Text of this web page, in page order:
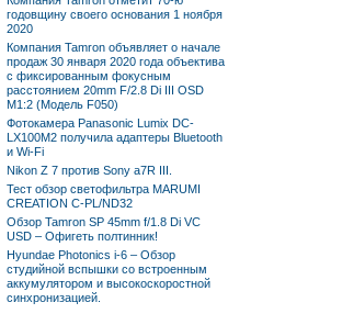
годовщину своего основания 1 ноября
2020
Компания Tamron объявляет о начале
продаж 30 января 2020 года объектива
с фиксированным фокусным
расстоянием 20mm F/2.8 Di III OSD
M1:2 (Модель F050)
Фотокамера Panasonic Lumix DC-
LX100M2 получила адаптеры Bluetooth
и Wi-Fi
Nikon Z 7 против Sony a7R III.
Тест обзор светофильтра MARUMI
CREATION C-PL/ND32
Обзор Tamron SP 45mm f/1.8 Di VC
USD – Офигеть полтинник!
Hyundae Photonics i-6 – Обзор
студийной вспышки со встроенным
аккумулятором и высокоскоростной
синхронизацией.